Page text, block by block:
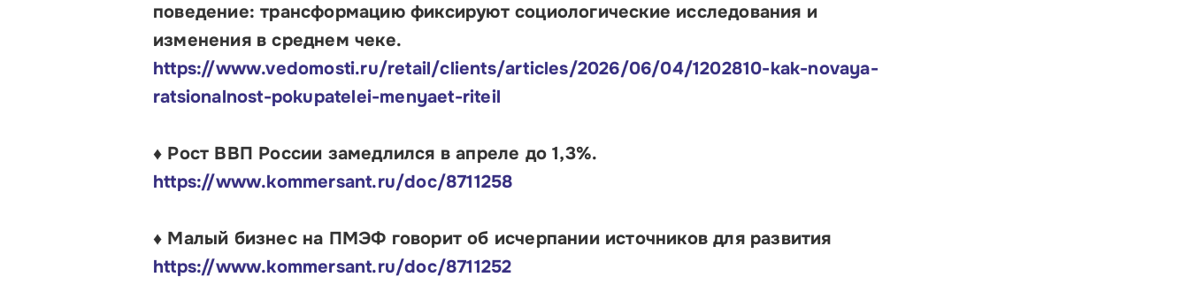
поведение: трансформацию фиксируют социологические исследования и
изменения в среднем чеке.
https://www.vedomosti.ru/retail/clients/articles/2026/06/04/1202810-kak-novaya-
ratsionalnost-pokupatelei-menyaet-riteil
♦ Рост ВВП России замедлился в апреле до 1,3%.
https://www.kommersant.ru/doc/8711258
♦ Малый бизнес на ПМЭФ говорит об исчерпании источников для развития
https://www.kommersant.ru/doc/8711252